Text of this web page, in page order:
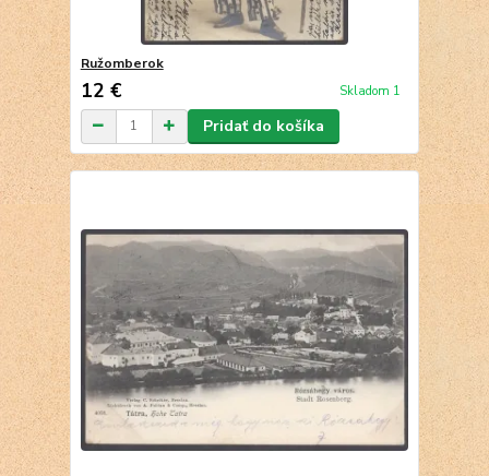
Ružomberok
12 € Skladom 1
Pridať do košíka